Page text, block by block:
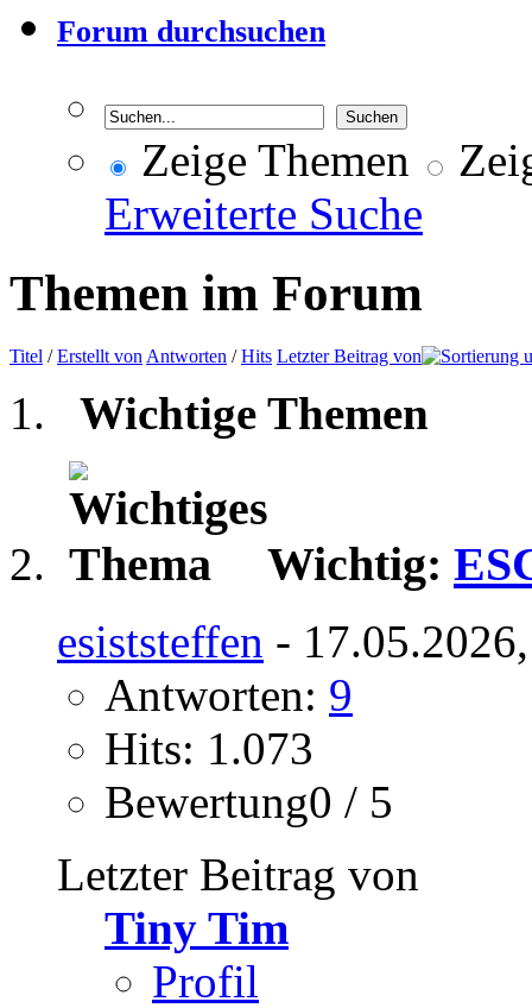
Forum durchsuchen
Zeige Themen
Erweiterte Suche
Themen im Forum
Titel /Erstellt von Antworten /Hits Letzter Beitrag von
Wichtige Themen
Wichtig:
esiststeffen -
Antworten: 9
Hits: 1.073
Bewertung0 / 5
Letzter Beitrag von
Tiny Tim
Profil